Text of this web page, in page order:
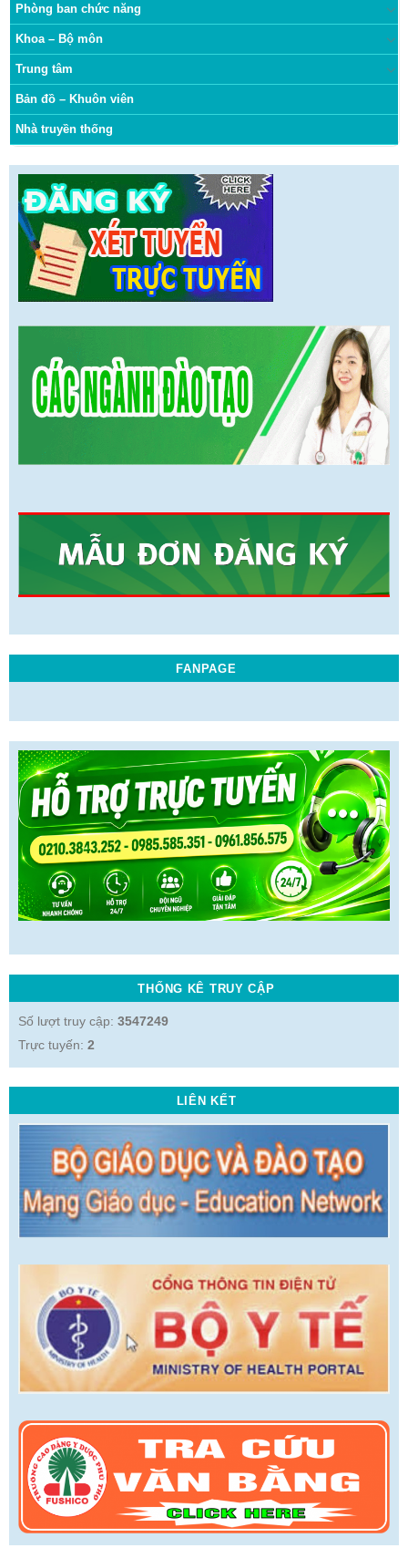
Phòng ban chức năng
Khoa – Bộ môn
Trung tâm
Bản đồ – Khuôn viên
Nhà truyền thống
FANPAGE
THỐNG KÊ TRUY CẬP
Số lượt truy cập: 3547249
Trực tuyến: 2
LIÊN KẾT